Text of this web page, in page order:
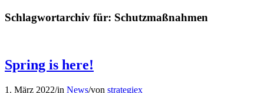
Schlagwortarchiv für: Schutzmaßnahmen
Spring is here!
1. März 2022/in News/von strategiex